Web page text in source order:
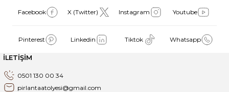
Facebook X (Twitter) Instagram Youtube
Pinterest Linkedin Tiktok Whatsapp
İLETİŞİM
0501 130 00 34
pirlantaatolyesi@gmail.com